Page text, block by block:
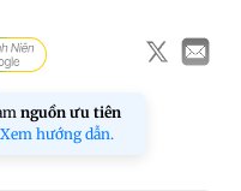
nguồn ưu tiên
Xem hướng dẫn.